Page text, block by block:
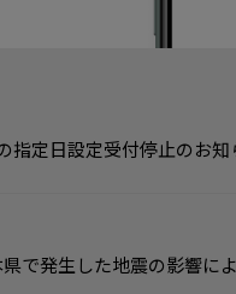
指定日設定受付停止のお知
で発生した地震の影響に